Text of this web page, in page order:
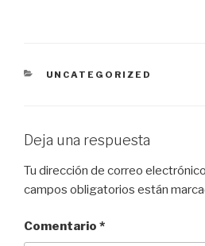
UNCATEGORIZED
Deja una respuesta
Tu dirección de correo
campos obligatorios están
Comentario *